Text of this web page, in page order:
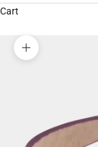
Cart
Zoom picture